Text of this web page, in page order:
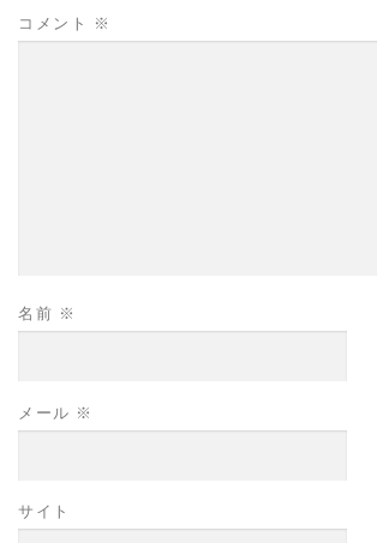
コメント ※
名前 ※
メール ※
サイト